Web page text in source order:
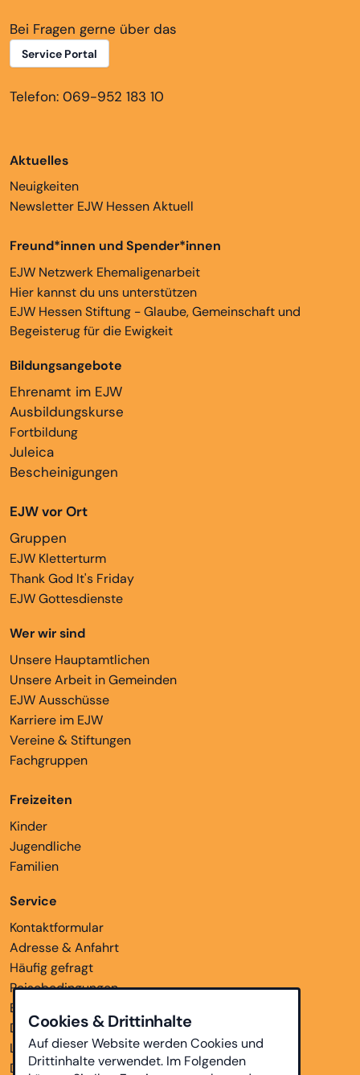
Bei Fragen gerne über das
Service Portal
Telefon: 069-952 183 10
Aktuelles
Neuigkeiten
Newsletter EJW Hessen Aktuell
Freund*innen und Spender*innen
EJW Netzwerk Ehemaligenarbeit
Hier kannst du uns unterstützen
EJW Hessen Stiftung - Glaube, Gemeinschaft und
Begeisterug für die Ewigkeit
Bildungsangebote
Ehrenamt im EJW
Ausbildungskurse
Fortbildung
Juleica
Bescheinigungen
EJW vor Ort
Gruppen
EJW Kletterturm
Thank God It's Friday
EJW Gottesdienste
Wer wir sind
Unsere Hauptamtlichen
Unsere Arbeit in Gemeinden
EJW Ausschüsse
Karriere im EJW
Vereine & Stiftungen
Fachgruppen
Freizeiten
Kinder
Jugendliche
Familien
Service
Kontaktformular
Adresse & Anfahrt
Häufig gefragt
Reisebedingungen
Bankverbindungen
Downloads
Links
Datenschutz
Cookies & Drittinhalte
Auf dieser Website werden Cookies und
Drittinhalte verwendet. Im Folgenden